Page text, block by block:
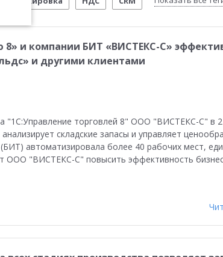
ИТС Отчетность по МСФО Новости
Система управления предприятием
хозяйство Автоматизация бизнеса
Торговым компаниям
касса
Удаленная работа 1С:Фреш
8» и компании БИТ «ВИСТЕКС-С»
и другими клиентами
"1С:Управление торговлей 8" ООО "ВИСТЕКС-С" в 2
складские запасы и управляет
автоматизировала более 40 рабочих мест,
ООО "ВИСТЕКС-С" повысить эффективность